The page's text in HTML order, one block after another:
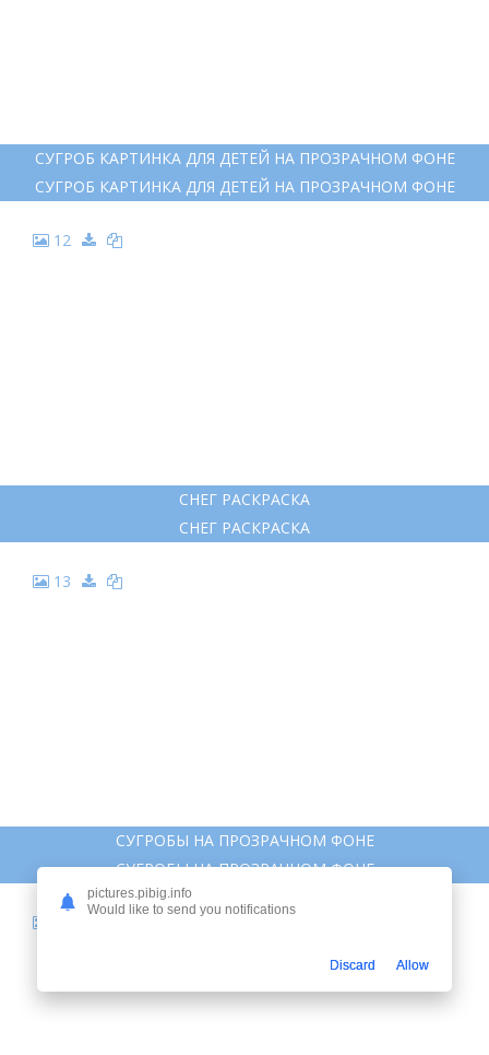
СУГРОБ КАРТИНКА ДЛЯ ДЕТЕЙ НА ПРОЗРАЧНОМ ФОНЕ
СУГРОБ КАРТИНКА ДЛЯ ДЕТЕЙ НА ПРОЗРАЧНОМ ФОНЕ
12
СНЕГ РАСКРАСКА
СНЕГ РАСКРАСКА
13
СУГРОБЫ НА ПРОЗРАЧНОМ ФОНЕ
СУГРОБЫ НА ПРОЗРАЧНОМ ФОНЕ
pictures.pibig.info
Would like to send you notifications
Discard Allow